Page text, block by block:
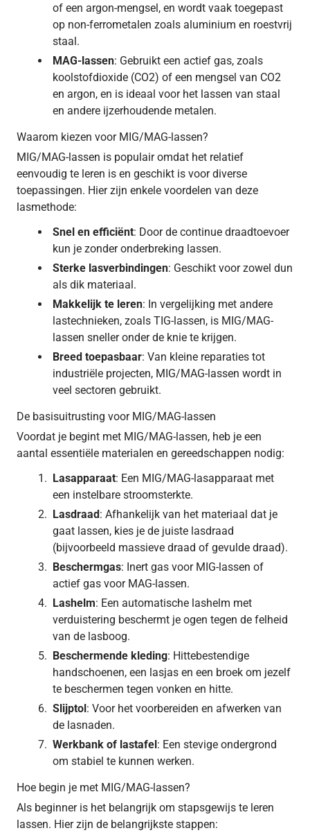
of een argon-mengsel, en wordt vaak toegepast
op non-ferrometalen zoals aluminium en roestvrij
staal.
MAG-lassen: Gebruikt een actief gas, zoals
koolstofdioxide (CO2) of een mengsel van CO2
en argon, en is ideaal voor het lassen van staal
en andere ijzerhoudende metalen.
Waarom kiezen voor MIG/MAG-lassen?
MIG/MAG-lassen is populair omdat het relatief
eenvoudig te leren is en geschikt is voor diverse
toepassingen. Hier zijn enkele voordelen van deze
lasmethode:
Snel en efficiënt: Door de continue draadtoevoer
kun je zonder onderbreking lassen.
Sterke lasverbindingen: Geschikt voor zowel dun
als dik materiaal.
Makkelijk te leren: In vergelijking met andere
lastechnieken, zoals TIG-lassen, is MIG/MAG-
lassen sneller onder de knie te krijgen.
Breed toepasbaar: Van kleine reparaties tot
industriële projecten, MIG/MAG-lassen wordt in
veel sectoren gebruikt.
De basisuitrusting voor MIG/MAG-lassen
Voordat je begint met MIG/MAG-lassen, heb je een
aantal essentiële materialen en gereedschappen nodig:
Lasapparaat: Een MIG/MAG-lasapparaat met
een instelbare stroomsterkte.
Lasdraad: Afhankelijk van het materiaal dat je
gaat lassen, kies je de juiste lasdraad
(bijvoorbeeld massieve draad of gevulde draad).
Beschermgas: Inert gas voor MIG-lassen of
actief gas voor MAG-lassen.
Lashelm: Een automatische lashelm met
verduistering beschermt je ogen tegen de felheid
van de lasboog.
Beschermende kleding: Hittebestendige
handschoenen, een lasjas en een broek om jezelf
te beschermen tegen vonken en hitte.
Slijptol: Voor het voorbereiden en afwerken van
de lasnaden.
Werkbank of lastafel: Een stevige ondergrond
om stabiel te kunnen werken.
Hoe begin je met MIG/MAG-lassen?
Als beginner is het belangrijk om stapsgewijs te leren
lassen. Hier zijn de belangrijkste stappen: